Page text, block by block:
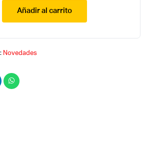
Añadir al carrito
Novedades